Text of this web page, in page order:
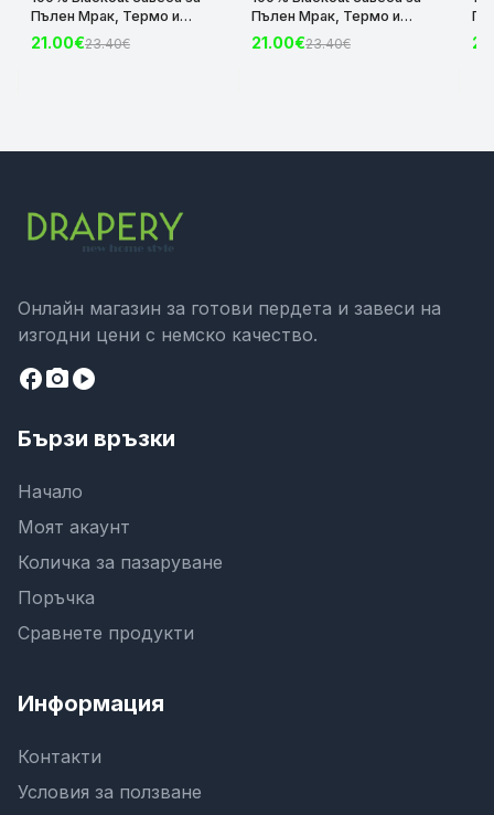
Пълен Мрак, Термо и
Шумоизолираща с коланче
цвят Крем, 175х140 и
21.00€23.40€
Пълен Мрак, Термо и
Шумоизолираща с коланче
цвят Сив, 175х140 и
21.00€23.40€
Онлайн магазин за готови пердета и завеси на
изгодни цени с немско качество.
facebookcamera_altplay_circle
Бързи връзки
Начало
Моят акаунт
Количка за пазаруване
Поръчка
Сравнете продукти
Информация
Контакти
Условия за ползване